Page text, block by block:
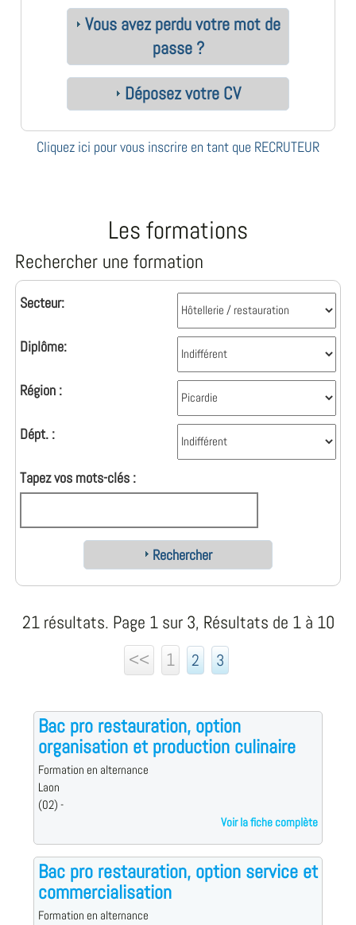
Vous avez perdu votre mot de
passe ?
Déposez votre CV
Cliquez ici pour vous inscrire en tant que RECRUTEUR
Les formations
Rechercher une formation
Secteur:
Diplôme:
Région :
Dépt. :
Tapez vos mots-clés :
Rechercher
21 résultats. Page 1 sur 3, Résultats de 1 à 10
<<
1 2 3
Bac pro restauration, option
organisation et production culinaire
Formation en alternance
Laon
(02) -
Voir la fiche complète
Bac pro restauration, option service et
commercialisation
Formation en alternance